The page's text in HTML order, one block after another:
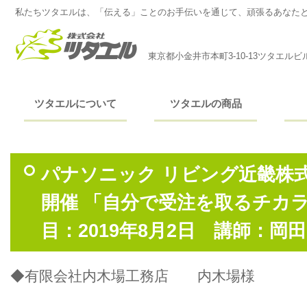
私たちツタエルは、「伝える」ことのお手伝いを通じて、頑張るあなた
東京都小金井市本町3-10-13ツタエルビ
ツタエルについて ツタエルの商品
パナソニック リビング近畿株
開催 「自分で受注を取るチカ
目：2019年8月2日 講師：岡
◆有限会社内木場工務店 内木場様